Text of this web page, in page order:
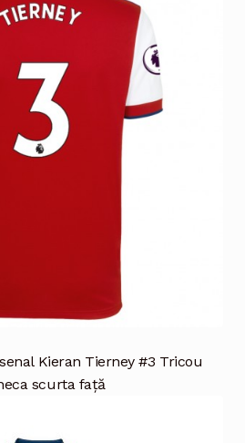
Kieran Tierney #3 Tricou
scurta față